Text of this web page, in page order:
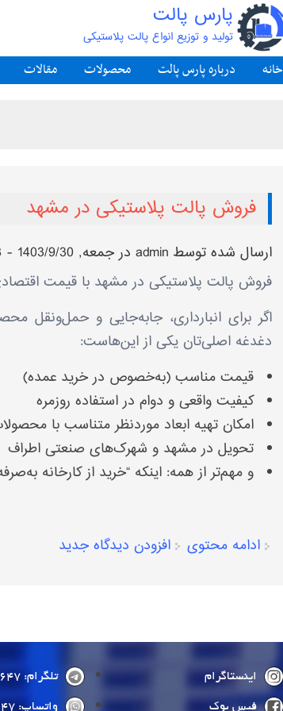
پارس پالت
تولید و توزیع انواع پالت پلاستیکی
خانه درباره پارس پالت محصولات مقالات
فروش پالت پلاستیکی در مشهد
ارسال شده توسطadmin در جمعه, 1403/9/30 - 12:18
فروش پالت پلاستیکی در مشهد با قیمت
اگر برای انبارداری، جابه‌جایی و حمل‌ونقل
دغدغه اصلی‌تان یکی از این‌هاست:
قیمت مناسب (به‌خصوص در خرید عمده)
کیفیت واقعی و دوام در استفاده روزمره
امکان تهیه ابعاد موردنظر متناسب با
تحویل در مشهد و شهرک‌های صنعتی اطراف
و مهم‌تر از همه: اینکه “خرید از کارخانه
ادامه محتوی افزودن دیدگاه جدید
صفحه‌ها
اینستاگرام
فیس بوک
تلگرام: 09127951647
واتساپ: 09127951647